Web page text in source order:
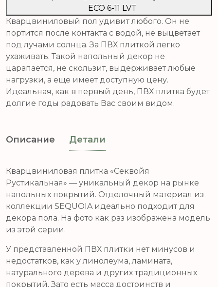
ЕСО 6-11 LVT
Кварцвиниловый пол удивит любого. Он не
портится после контакта с водой, не выцветает
под лучами солнца. За ПВХ плиткой легко
ухаживать. Такой напольный декор не
царапается, не скользит, выдерживает любые
нагрузки, а еще имеет доступную цену.
Идеальная, как в первый день, ПВХ плитка будет
долгие годы радовать Вас своим видом.
Описание Детали
Кварцвиниловая плитка «Секвойя
Рустикальная» — уникальный декор на рынке
напольных покрытий. Отделочный материал из
коллекции SEQUOIA идеально подходит для
декора пола. На фото как раз изображена модель
из этой серии.
У представленной ПВХ плитки нет минусов и
недостатков, как у линолеума, ламината,
натурального дерева и других традиционных
покрытий. Зато есть масса достоинств и